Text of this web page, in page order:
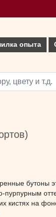
опыта
бутоны
пурпурным
кистях на